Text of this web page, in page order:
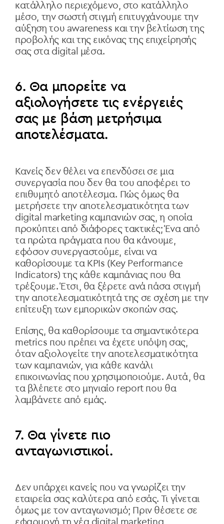
κατάλληλο περιεχόμενο, στο κατάλληλο
μέσο, την σωστή στιγμή επιτυγχάνουμε την
αύξηση του awareness και την βελτίωση της
προβολής και της εικόνας της επιχείρησής
σας στα digital μέσα.
6. Θα μπορείτε να
αξιολογήσετε τις ενέργειές
σας με βάση μετρήσιμα
αποτελέσματα.
Κανείς δεν θέλει να επενδύσει σε μια
συνεργασία που δεν θα του αποφέρει το
επιθυμητό αποτέλεσμα. Πώς όμως θα
μετρήσετε την αποτελεσματικότητα των
digital marketing καμπανιών σας, η οποία
προκύπτει από διάφορες τακτικές; Ένα από
τα πρώτα πράγματα που θα κάνουμε,
εφόσον συνεργαστούμε, είναι να
καθορίσουμε τα KPIs (Key Performance
Indicators) της κάθε καμπάνιας που θα
τρέξουμε. Έτσι, θα ξέρετε ανά πάσα στιγμή
την αποτελεσματικότητά της σε σχέση με την
επίτευξη των εμπορικών σκοπών σας.
Επίσης, θα καθορίσουμε τα σημαντικότερα
metrics που πρέπει να έχετε υπόψη σας,
όταν αξιολογείτε την αποτελεσματικότητα
των καμπανιών, για κάθε κανάλι
επικοινωνίας που χρησιμοποιούμε. Αυτά, θα
τα βλέπετε στο μηνιαίο report που θα
λαμβάνετε από εμάς.
7. Θα γίνετε πιο
ανταγωνιστικοί.
Δεν υπάρχει κανείς που να γνωρίζει την
εταιρεία σας καλύτερα από εσάς. Τι γίνεται
όμως με τον ανταγωνισμό; Πριν θέσετε σε
εφαρμογή τη νέα digital marketing